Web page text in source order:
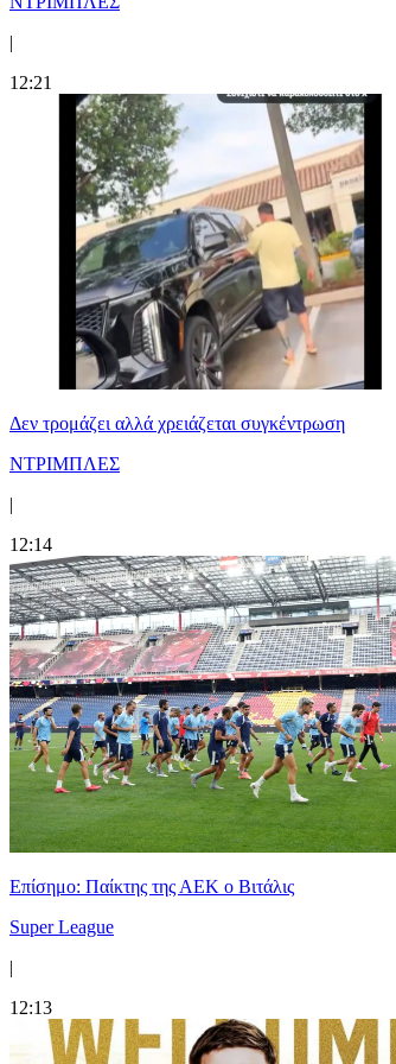
|
12:21
Δεν τρομάζει αλλά χρειάζεται συγκέντρωση
ΝΤΡΙΜΠΛΕΣ
|
12:14
Επίσημο: Παίκτης της ΑΕΚ ο Βιτάλις
Super League
|
12:13